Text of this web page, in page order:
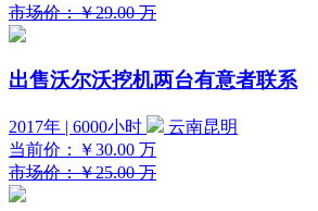
市场价：￥29.00 万
出售沃尔沃挖机两台有意者联系
2017年 | 6000小时
云南昆明
当前价：
￥30.00 万
市场价：￥25.00 万